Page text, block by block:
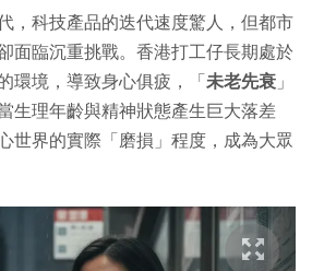
，科技產品的迭代速度驚人，但都市
面臨沉重挑戰。香港打工仔長期處於
環境，導致身心俱疲，「 未老先衰 」
生理年齡與精神狀態產生巨大落差
世界的實際「磨損」程度，成為大眾